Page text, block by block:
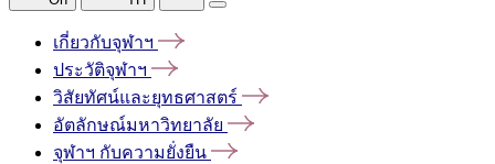
เกี่ยวกับจุฬาฯ
ประวัติจุฬาฯ
วิสัยทัศน์และยุทธศาสตร์
อัตลักษณ์มหาวิทยาลัย
จุฬาฯ กับความยั่งยืน